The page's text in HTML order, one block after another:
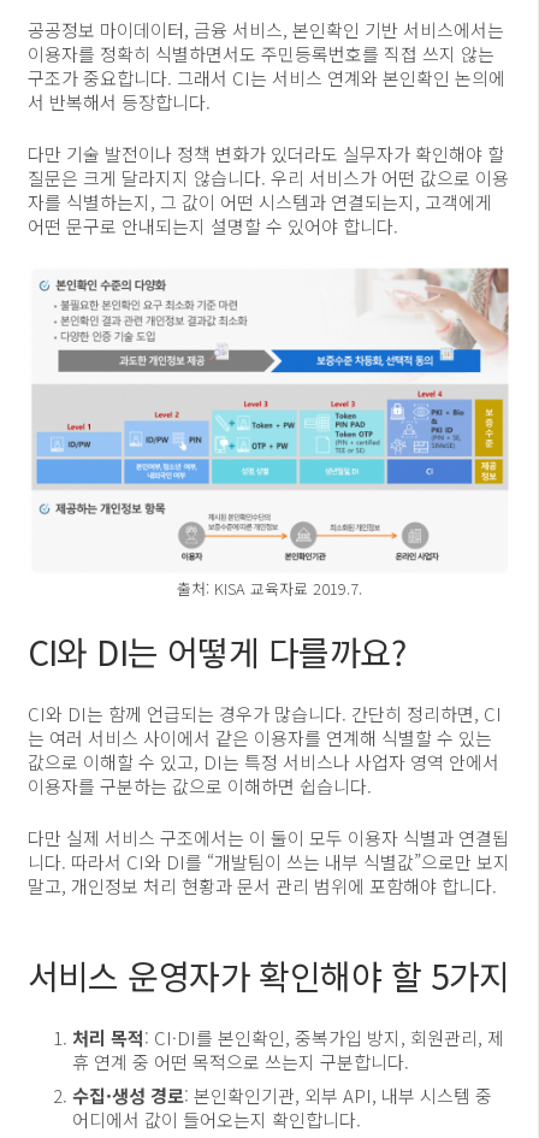
공공정보 마이데이터, 금융 서비스, 본인확인 기반 서비스에서는
이용자를 정확히 식별하면서도 주민등록번호를 직접 쓰지 않는
구조가 중요합니다. 그래서 CI는 서비스 연계와 본인확인 논의에
서 반복해서 등장합니다.
다만 기술 발전이나 정책 변화가 있더라도 실무자가 확인해야 할
질문은 크게 달라지지 않습니다. 우리 서비스가 어떤 값으로 이용
자를 식별하는지, 그 값이 어떤 시스템과 연결되는지, 고객에게
어떤 문구로 안내되는지 설명할 수 있어야 합니다.
출처: KISA 교육자료 2019.7.
CI와 DI는 어떻게 다를까요?
CI와 DI는 함께 언급되는 경우가 많습니다. 간단히 정리하면, CI
는 여러 서비스 사이에서 같은 이용자를 연계해 식별할 수 있는
값으로 이해할 수 있고, DI는 특정 서비스나 사업자 영역 안에서
이용자를 구분하는 값으로 이해하면 쉽습니다.
다만 실제 서비스 구조에서는 이 둘이 모두 이용자 식별과 연결됩
니다. 따라서 CI와 DI를 “개발팀이 쓰는 내부 식별값”으로만 보지
말고, 개인정보 처리 현황과 문서 관리 범위에 포함해야 합니다.
서비스 운영자가 확인해야 할 5가지
처리 목적: CI·DI를 본인확인, 중복가입 방지, 회원관리, 제
휴 연계 중 어떤 목적으로 쓰는지 구분합니다.
수집·생성 경로: 본인확인기관, 외부 API, 내부 시스템 중
어디에서 값이 들어오는지 확인합니다.